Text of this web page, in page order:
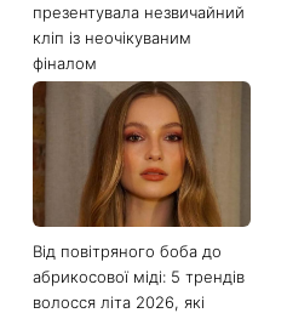
презентувала незвичайний
кліп із неочікуваним
фіналом
Від повітряного боба до
абрикосової міді: 5 трендів
волосся літа 2026, які